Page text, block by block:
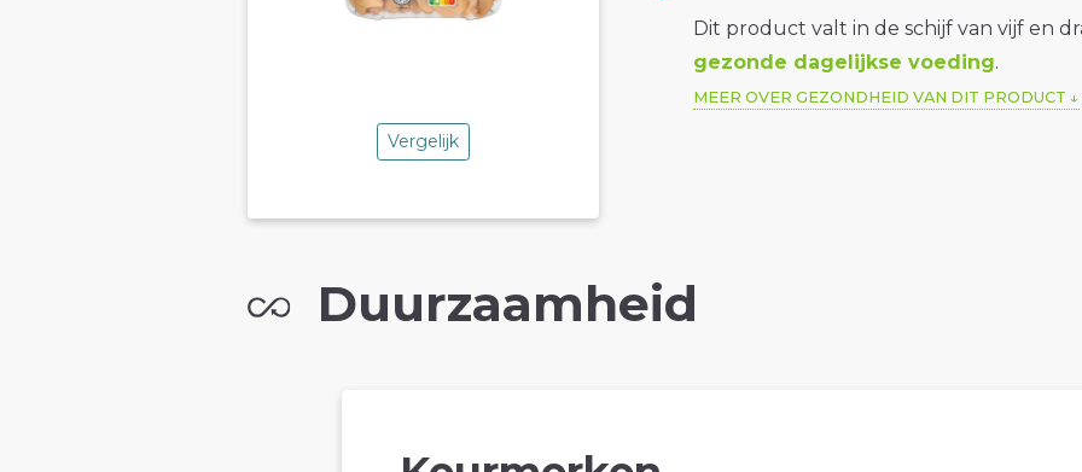
Vergelijk
Dit product valt in de schijf van vijf en
gezonde dagelijkse voeding.
MEER OVER GEZONDHEID VAN DIT PRODUCT
Duurzaamheid